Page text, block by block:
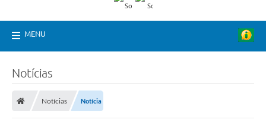
MENU
Notícias
Notícias Notícia